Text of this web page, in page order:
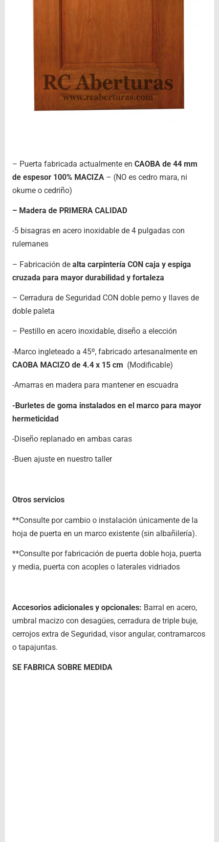
– Puerta fabricada actualmente en CAOBA de 44 mm
de espesor 100% MACIZA – (NO es cedro mara, ni
okume o cedriño)
– Madera de PRIMERA CALIDAD
-5 bisagras en acero inoxidable de 4 pulgadas con
rulemanes
– Fabricación de alta carpintería CON caja y espiga
cruzada para mayor durabilidad y fortaleza
– Cerradura de Seguridad CON doble perno y llaves de
doble paleta
– Pestillo en acero inoxidable, diseño a elección
-Marco ingleteado a 45º, fabricado artesanalmente en
CAOBA MACIZO de 4.4 x 15 cm (Modificable)
-Amarras en madera para mantener en escuadra
-Burletes de goma instalados en el marco para mayor
hermeticidad
-Diseño replanado en ambas caras
-Buen ajuste en nuestro taller
Otros servicios
**Consulte por cambio o instalación únicamente de la
hoja de puerta en un marco existente (sin albañilería).
**Consulte por fabricación de puerta doble hoja, puerta
y media, puerta con acoples o laterales vidriados
Accesorios adicionales y opcionales: Barral en acero,
umbral macizo con desagües, cerradura de triple buje,
cerrojos extra de Seguridad, visor angular, contramarcos
o tapajuntas.
SE FABRICA SOBRE MEDIDA